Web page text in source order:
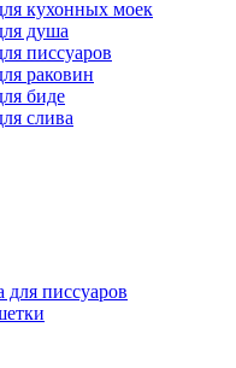
кухонных моек
душа
писсуаров
раковин
биде
слива
писсуаров